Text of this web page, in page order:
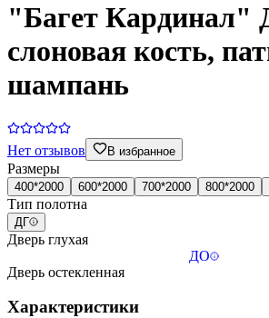
"Багет Кардинал"
слоновая кость,
шампань
Нет отзывов В избранное
Размеры
400*2000 600*2000 700*2000 800*2000
Тип полотна
ДГ
Дверь глухая
ДО
Дверь остекленная
Характеристики